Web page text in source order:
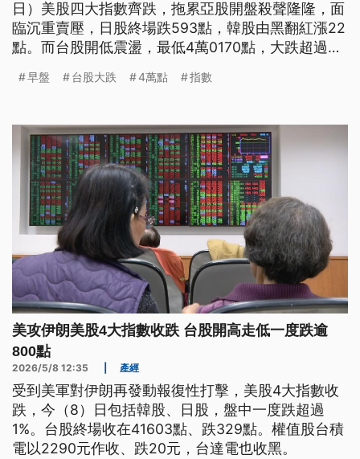
日）美股四大指數齊跌，拖累亞股開盤殺聲隆隆，面
臨沉重賣壓，日股終場跌593點，韓股由黑翻紅漲22
點。而台股開低震盪，最低4萬0170點，大跌超過千
跌勢收斂，台股下跌280點。
早盤 台股大跌 4萬點 指數
美攻伊朗美股4大指數收跌 台股開高走低一度跌逾
800點
2026/5/8 12:35 產經
受到美軍對伊朗再發動報復性打擊，美股4大指數收
跌，今（8）日包括韓股、日股，盤中一度跌超過
1%。台股終場收在41603點、跌329點。權值股台積
電以2290元作收、跌20元，台達電也收黑。